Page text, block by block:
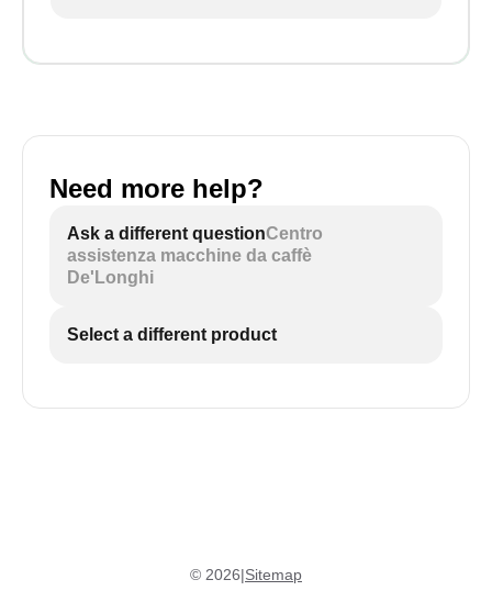
Need more help?
Ask a different questionCentro
assistenza macchine da caffè
De'Longhi
Select a different product
© 2026|Sitemap